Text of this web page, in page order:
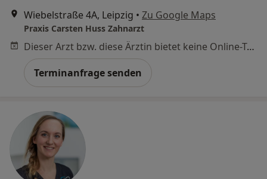
Wiebelstraße 4A, Leipzig • Zu Google Maps
Praxis Carsten Huss Zahnarzt
Dieser Arzt bzw. diese Ärztin bietet keine Online-Terminbuchung an diesem Standort an.
Terminanfrage senden